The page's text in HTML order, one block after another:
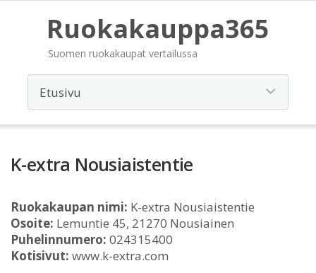
Ruokakauppa365
Suomen ruokakaupat vertailussa
K-extra Nousiaistentie
Ruokakaupan nimi: K-extra Nousiaistentie
Osoite: Lemuntie 45, 21270 Nousiainen
Puhelinnumero: 024315400
Kotisivut: www.k-extra.com